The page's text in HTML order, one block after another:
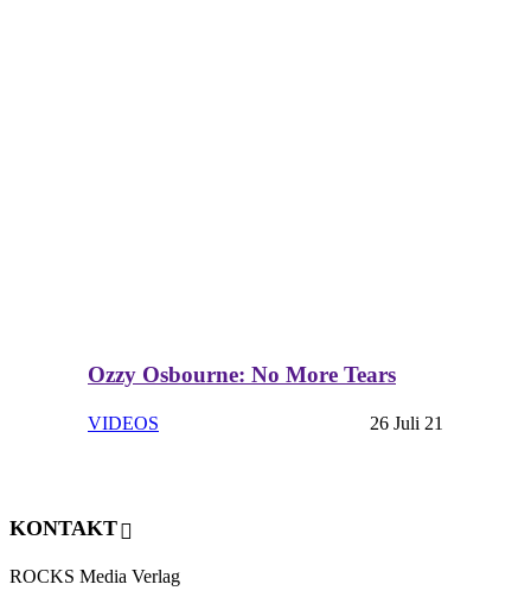
Ozzy Osbourne: No More Tears
VIDEOS 26 Juli 21
KONTAKT
ROCKS Media Verlag